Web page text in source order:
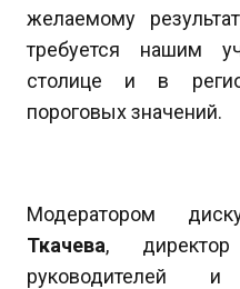
желаемому
требуется нашим
столице и в
пороговых значений.
Модератором
Ткачева, директор
руководителей